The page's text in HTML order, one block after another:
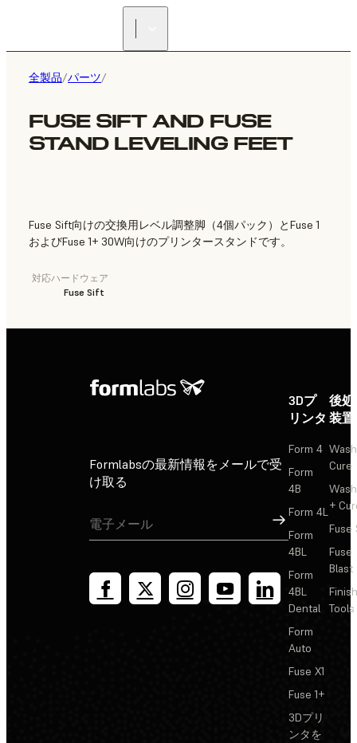
全製品/パーツ/
FUSE SIFT AND FUSE
STAND LEVELING FEET
Fuse Sift向けの交換用レベル調整脚（4個パック）とFuse 1
およびFuse 1+ 30W向けのプリンタースタンドです。
対応ハードウェア
Fuse Sift
Formlabsの最新情報をメールで受
け取る
サインアップ
3Dプ
リンタ
Form 4
Form
4B
Form 4L
Form
4BL
Form
4BL
Dental
Form
Auto
Fuse X1
Fuse 1+
3Dプリ
ンタを
後
装置
Cure
+
Fuse
Fuse
Blast
Tools